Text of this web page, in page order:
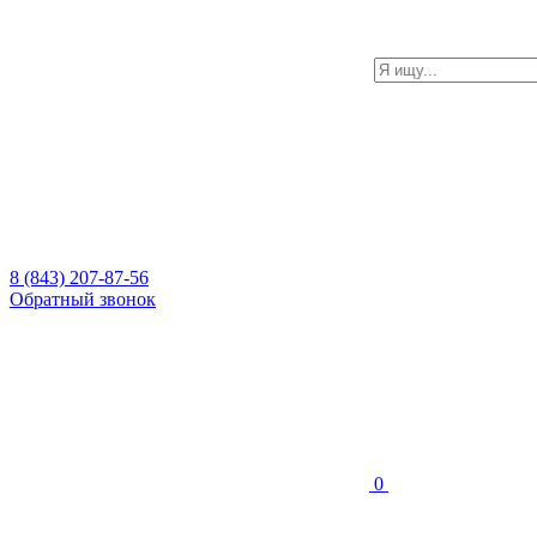
8 (843) 207-87-56
Обратный звонок
0